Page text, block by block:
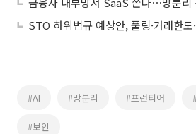
#AI #망분리 #프런티어
#보안